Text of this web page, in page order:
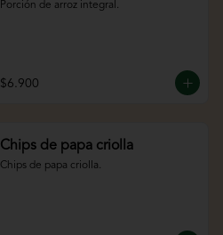
Porción de arroz integral.
$6.900
Chips de papa criolla
Chips de papa criolla.